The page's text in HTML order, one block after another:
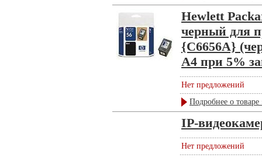
Hewlett
черный для
{C6656A}
A4 при 5%
Нет предложений
Подробнее о товаре
IP-
Нет предложений